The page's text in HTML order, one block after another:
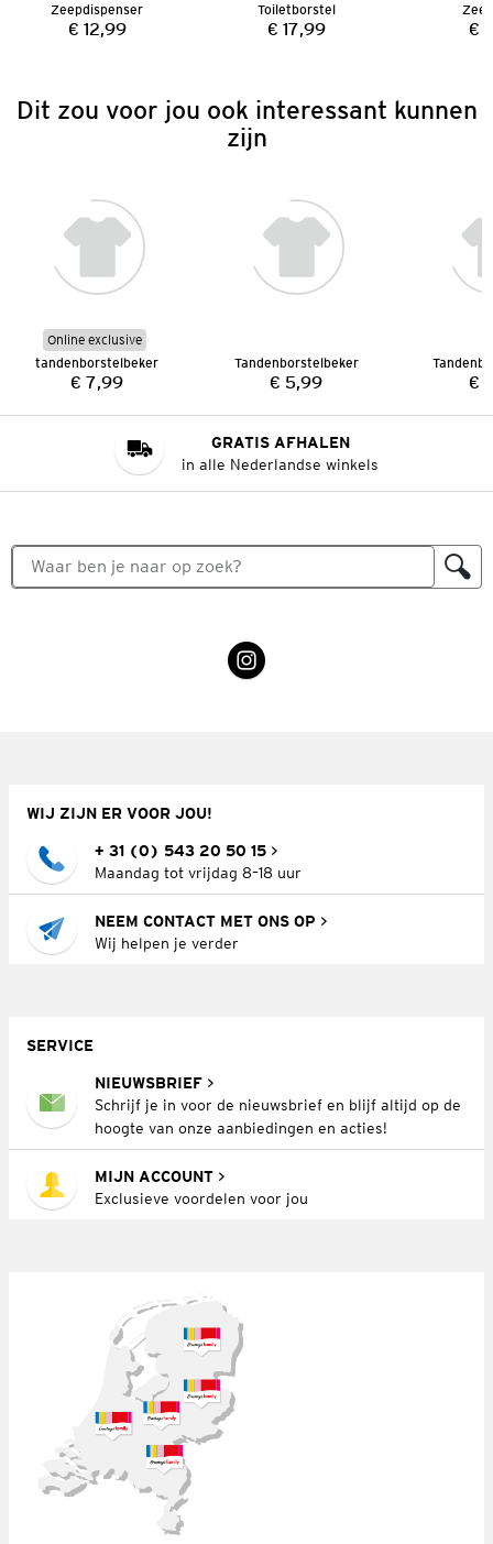
Zeepdispenser
Prijs:
€ 12,99
Toiletborstel
Prijs:
€ 17,99 €
Dit zou voor jou ook interessant kunnen
zijn
Online exclusive
tandenborstelbeker
Prijs:
€ 7,99
Tandenborstelbeker
Prijs:
€ 5,99 €
GRATIS AFHALEN
in alle Nederlandse winkels
WIJ ZIJN ER VOOR JOU!
+ 31 (0) 543 20 50 15
Maandag tot vrijdag 8–18 uur
NEEM CONTACT MET ONS OP
Wij helpen je verder
SERVICE
NIEUWSBRIEF
Schrijf je in voor de nieuwsbrief en blijf altijd op de
hoogte van onze aanbiedingen en acties!
MIJN ACCOUNT
Exclusieve voordelen voor jou